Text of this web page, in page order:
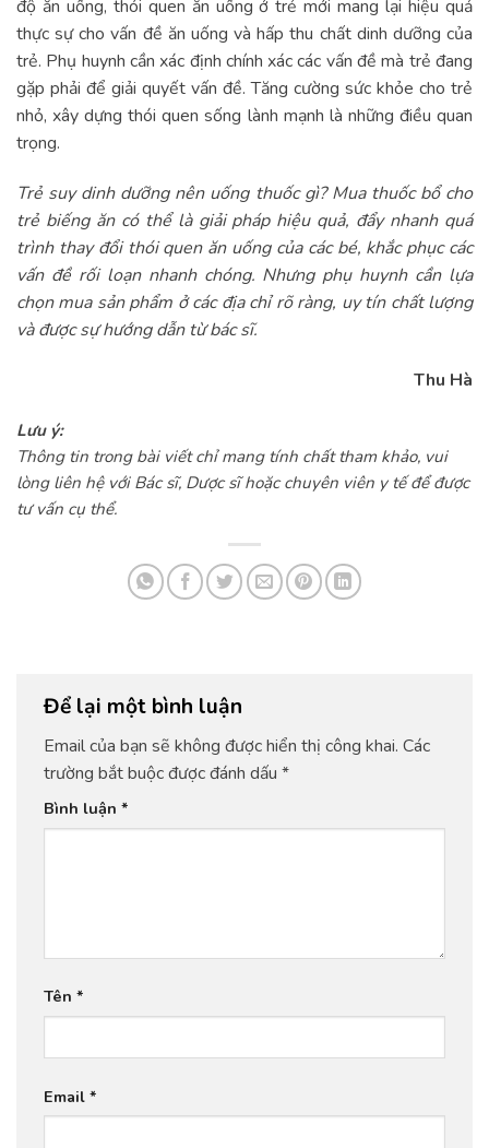
độ ăn uống, thói quen ăn uống ở trẻ mới mang lại hiệu quả
thực sự cho vấn đề ăn uống và hấp thu chất dinh dưỡng của
trẻ. Phụ huynh cần xác định chính xác các vấn đề mà trẻ đang
gặp phải để giải quyết vấn đề. Tăng cường sức khỏe cho trẻ
nhỏ, xây dựng thói quen sống lành mạnh là những điều quan
trọng.
Trẻ suy dinh dưỡng nên uống thuốc gì? Mua thuốc bổ cho
trẻ biếng ăn có thể là giải pháp hiệu quả, đẩy nhanh quá
trình thay đổi thói quen ăn uống của các bé, khắc phục các
vấn đề rối loạn nhanh chóng. Nhưng phụ huynh cần lựa
chọn mua sản phẩm ở các địa chỉ rõ ràng, uy tín chất lượng
và được sự hướng dẫn từ bác sĩ.
Thu Hà
Lưu ý:
Thông tin trong bài viết chỉ mang tính chất tham khảo, vui
lòng liên hệ với Bác sĩ, Dược sĩ hoặc chuyên viên y tế để được
tư vấn cụ thể.
Để lại một bình luận
Email của bạn sẽ không được hiển thị công khai. Các
trường bắt buộc được đánh dấu *
Bình luận *
Tên *
Email *